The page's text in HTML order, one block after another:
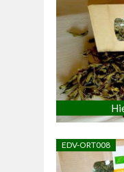
EDV-ORT008